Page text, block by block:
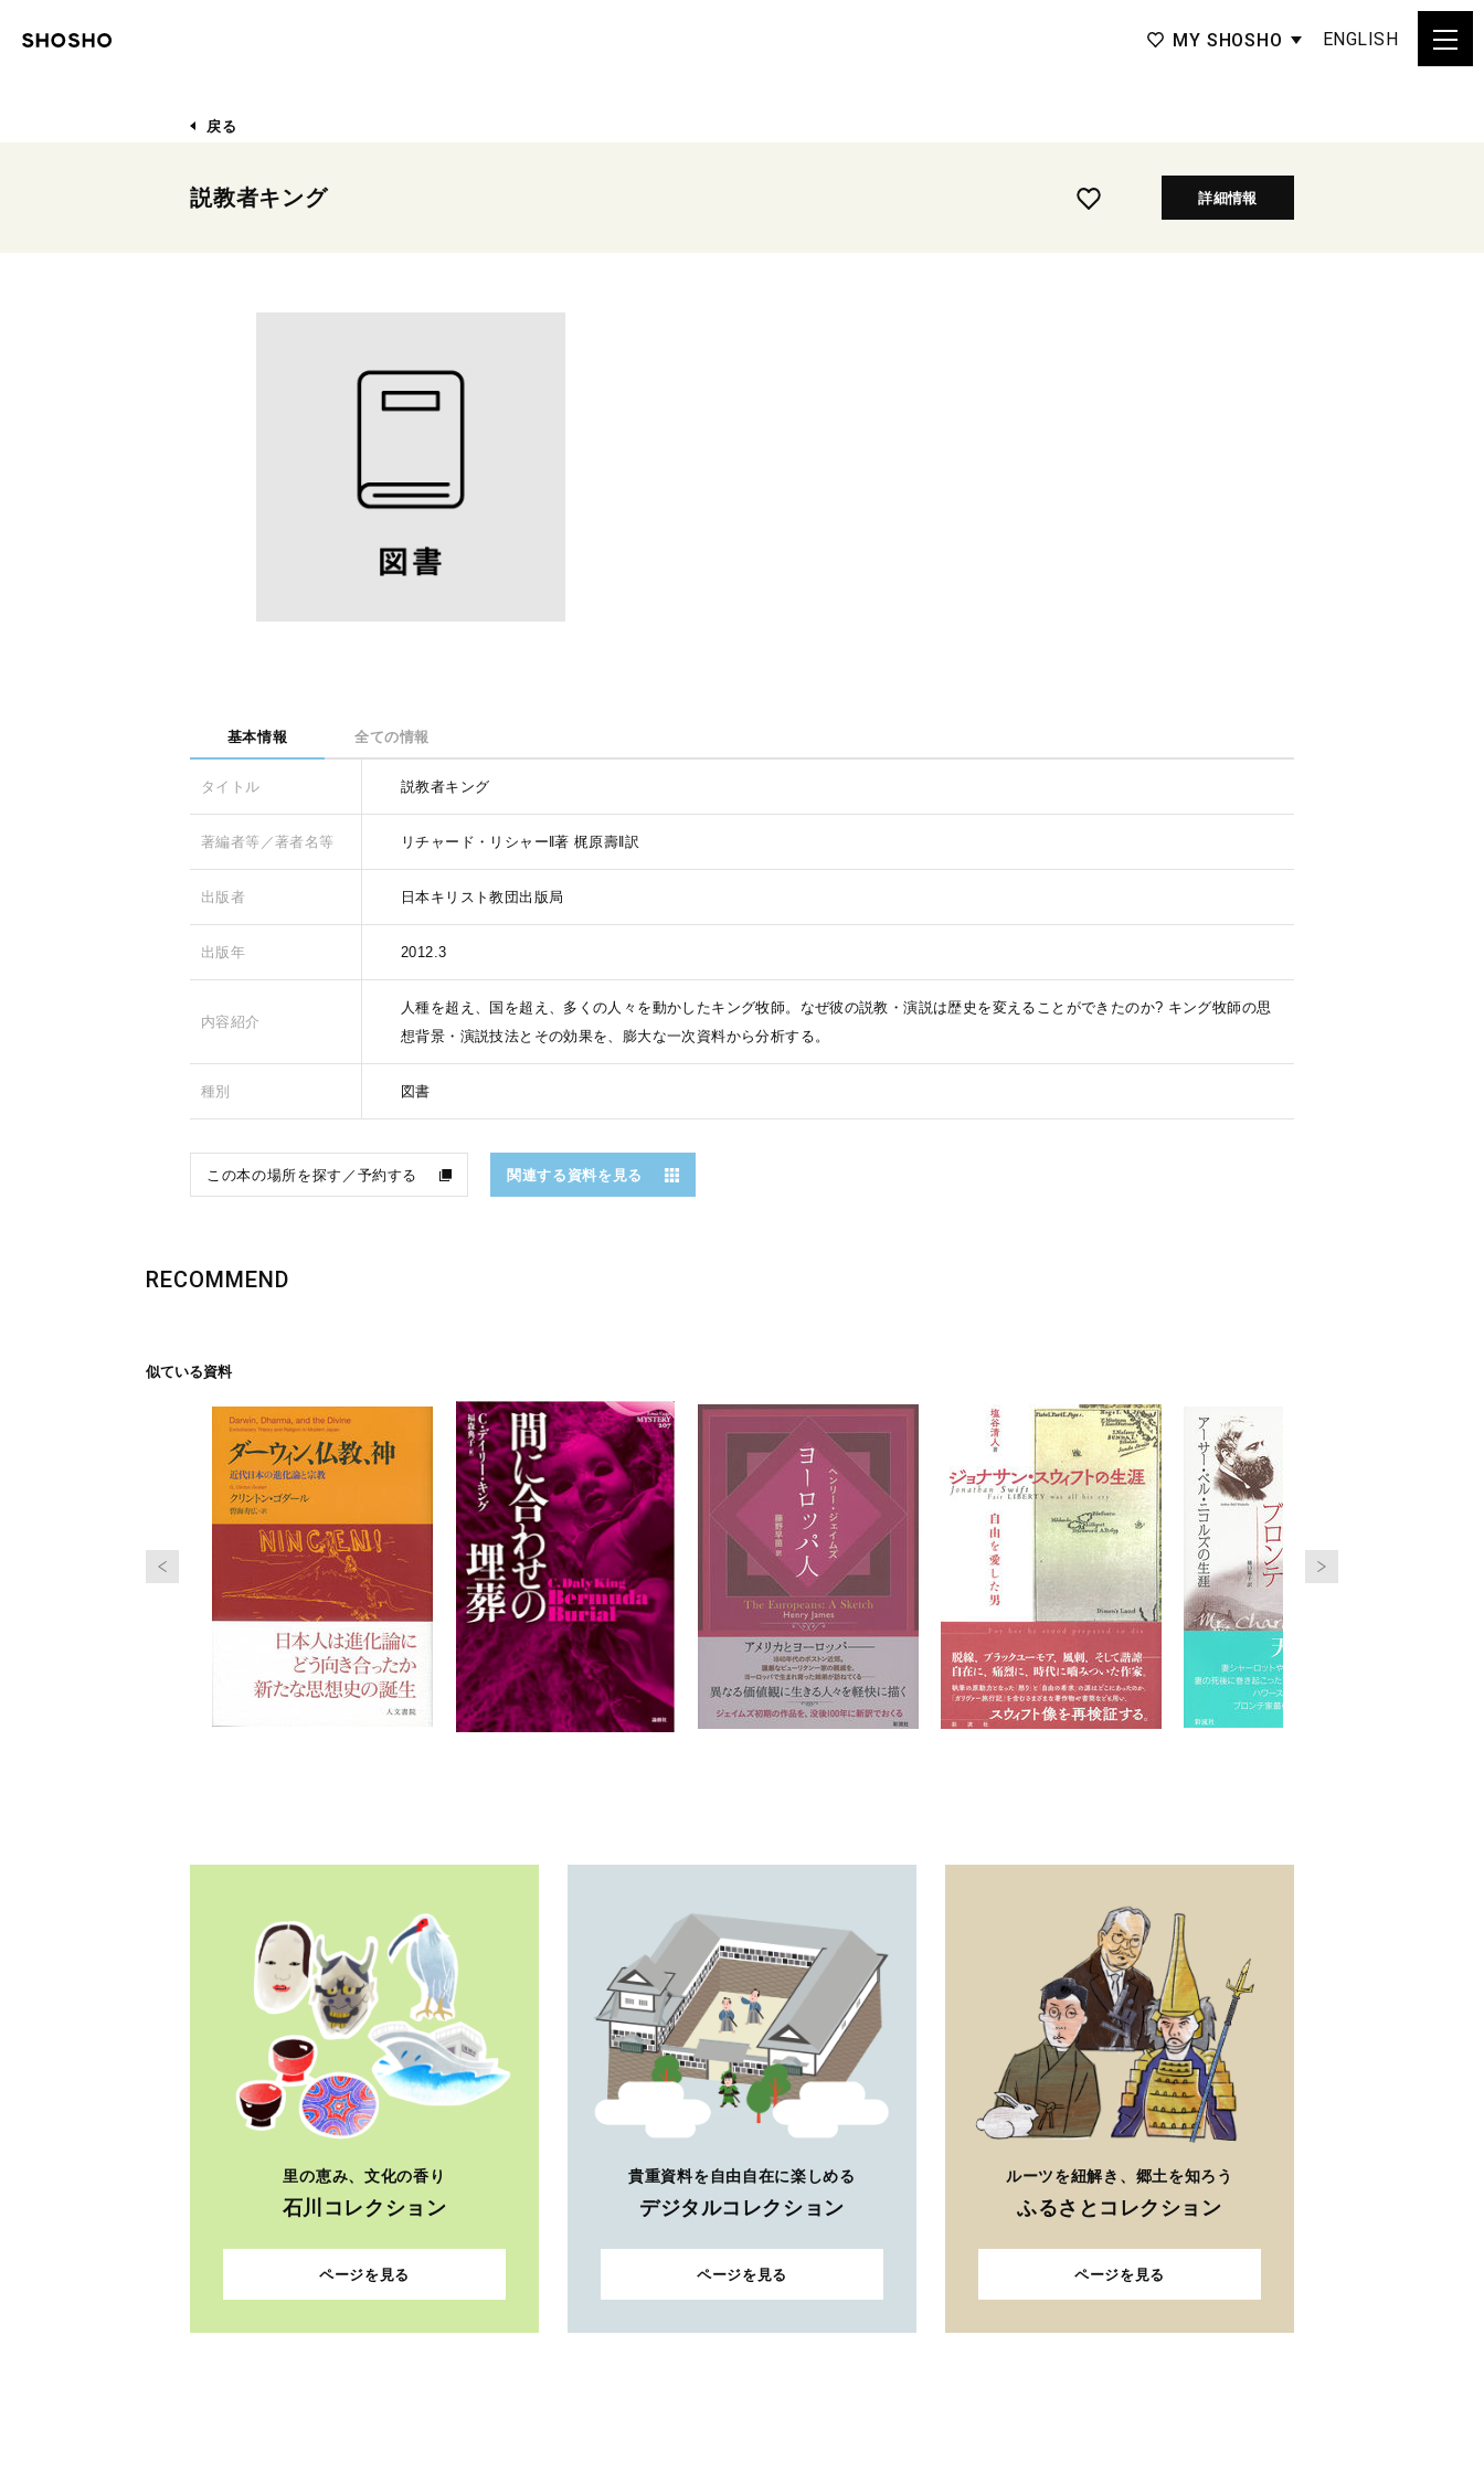
MY SHOSHO ENGLISH
戻る
説教者キング 詳細情報
基本情報 全ての情報
タイトル 説教者キング
著編者等／著者名等 リチャード・リシャー‖著 梶原壽‖訳
出版者 日本キリスト教団出版局
出版年 2012.3
内容紹介
人種を超え、国を超え、多くの人々を動かしたキング牧師。なぜ彼の説教・演説は歴史を変えることができたのか? キング牧師の思
想背景・演説技法とその効果を、膨大な一次資料から分析する。
種別 図書
この本の場所を探す／予約する 関連する資料を見る
RECOMMEND
似ている資料
里の恵み、文化の香り
石川コレクション
ページを見る
貴重資料を自由自在に楽しめる
デジタルコレクション
ページを見る
ルーツを紐解き、郷土を知ろう
ふるさとコレクション
ページを見る